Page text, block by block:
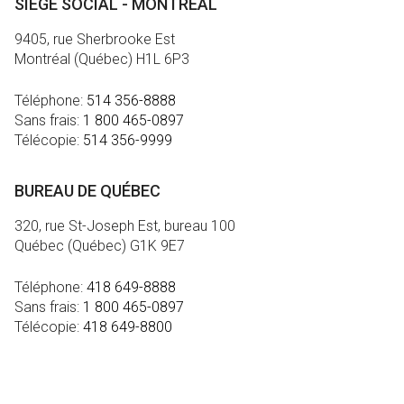
SIÈGE SOCIAL - MONTRÉAL
9405, rue Sherbrooke Est
Montréal (Québec) H1L 6P3
Téléphone: 514 356-8888
Sans frais: 1 800 465-0897
Télécopie: 514 356-9999
BUREAU DE QUÉBEC
320, rue St-Joseph Est, bureau 100
Québec (Québec) G1K 9E7
Téléphone: 418 649-8888
Sans frais: 1 800 465-0897
Télécopie: 418 649-8800